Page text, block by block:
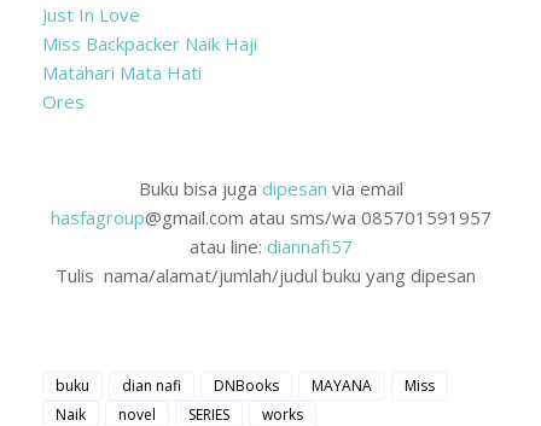
Just In Love
Miss Backpacker Naik Haji
Matahari Mata Hati
Ores
Buku bisa juga dipesan via email
hasfagroup@gmail.com atau sms/wa 085701591957
atau line: diannafi57
Tulis nama/alamat/jumlah/judul buku yang dipesan
buku dian nafi DNBooks MAYANA
Miss
Naik
novel SERIES works